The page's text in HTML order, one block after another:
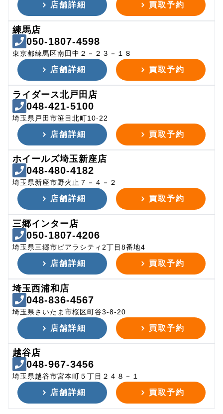
店舗詳細 買取予約
練馬店
050-1807-4598
東京都練馬区南田中２－２３－１８
店舗詳細 買取予約
ライダース北戸田店
048-421-5100
埼玉県戸田市笹目北町10-22
店舗詳細 買取予約
ホイールズ埼玉新座店
048-480-4182
埼玉県新座市野火止７－４－２
店舗詳細 買取予約
三郷インター店
050-1807-4206
埼玉県三郷市ピアラシティ2丁目8番地4
店舗詳細 買取予約
埼玉西浦和店
048-836-4567
埼玉県さいたま市桜区町谷3-8-20
店舗詳細 買取予約
越谷店
048-967-3456
埼玉県越谷市宮本町５丁目２４８－１
店舗詳細 買取予約